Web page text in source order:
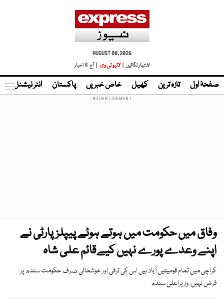
AUGUST 08, 2026
اشتہار لگائیں |
لائیو ٹی وی | آج کا اخبار
صفحۂ اول تازہ ترین کھیل خاص خبریں پاکستان انٹر نیشنل
وفاق میں حکومت میں ہوتے ہوئے پیپلزپارٹی نے
اپنے وعدے پورے نہیں کیےقائم علی شاہ
کراچی میں تمام قومیتیں آباد ہیں اس کی ترقی اور خوشحالی صرف حکومت سندھ پر
فرض نہیں، وزیراعلیٰ سندھ